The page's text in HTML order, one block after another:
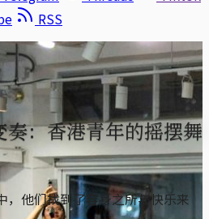
RSS
：香港青年的摇摆舞
，他们找到了容身之所与快乐来